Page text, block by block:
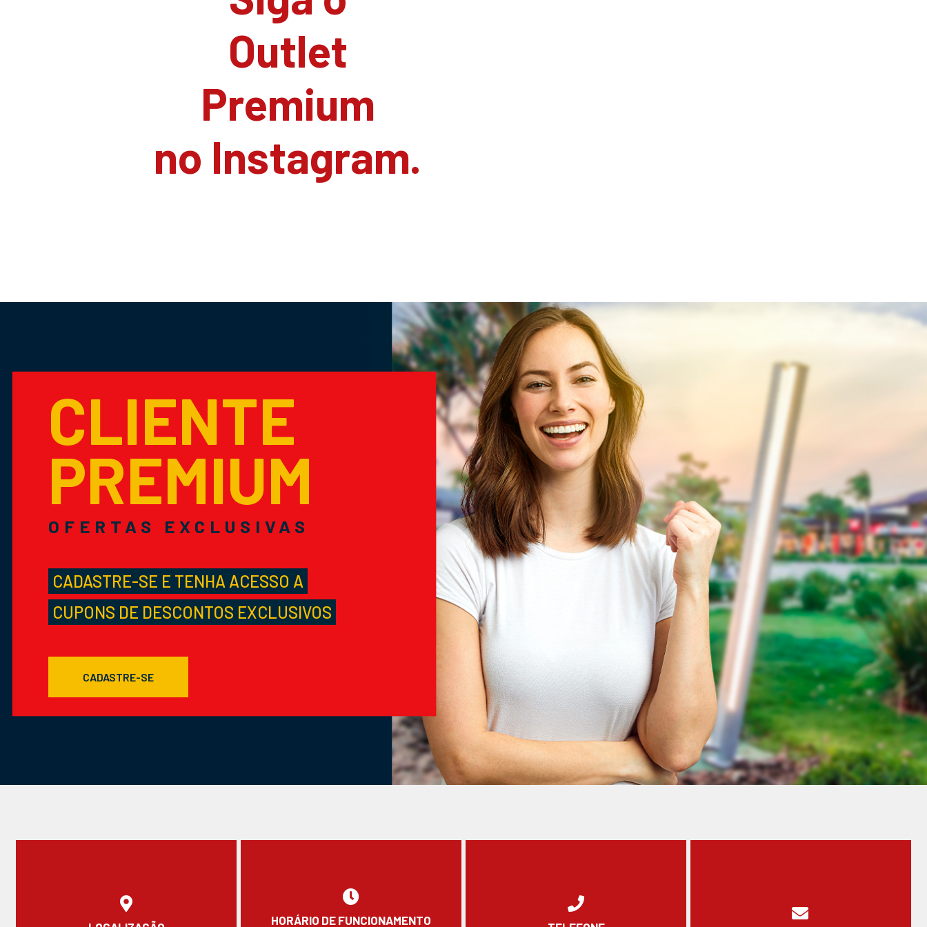
Outlet
Premium
no Instagram.
CLIENTE
PREMIUM
OFERTAS EXCLUSIVAS
CADASTRE-SE E TENHA ACESSO A
CUPONS DE DESCONTOS EXCLUSIVOS
CADASTRE-SE
HORÁRIO DE FUNCIONAMENTO